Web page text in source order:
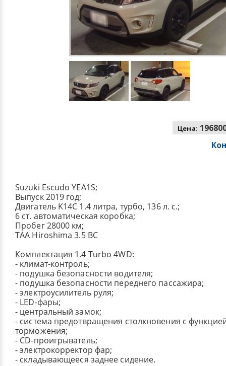
Цена:
Suzuki Escudo YEA1S;
Выпуск 2019 год;
Двигатель K14C 1.4 литра, турбо, 136 л. с.;
6 ст. автоматическая коробка;
Пробег 28000 км;
TAA Hiroshima 3.5 BC
Комплектация 1.4 Turbo 4WD:
​- климат-контроль;
​- подушка безопасности водителя;
- подушка безопасности переднего пассажира;
- электроусилитель руля;
- LED-фары;
- центральный замок;
- система предотвращения столкновения с
торможения;
- CD-проигрыватель;
- электрокорректор фар;
- складывающееся заднее сидение.